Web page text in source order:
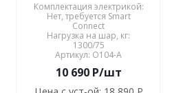
Комплектация электрикой:
Нет, требуется Smart
Connect
Нагрузка на шар, кг:
1300/75
Артикул: O104-A
10 690P/шт